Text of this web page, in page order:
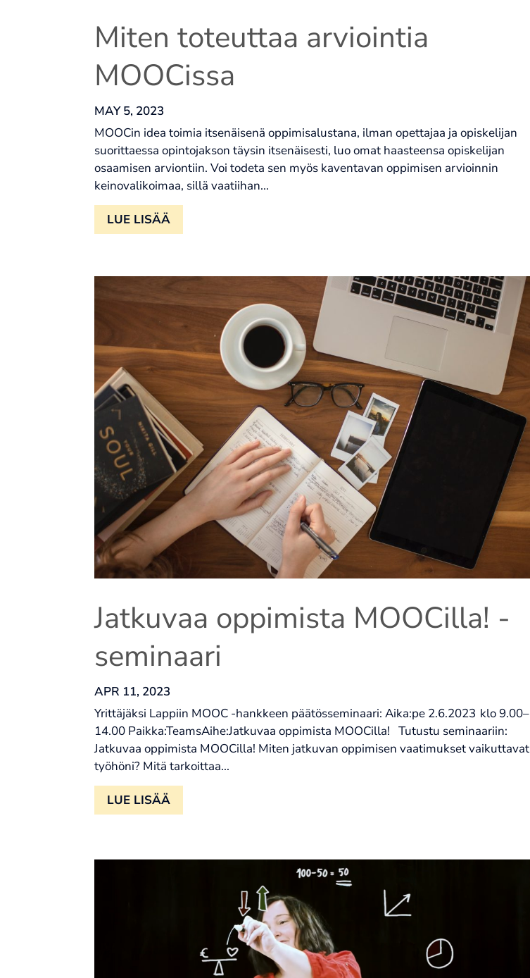
Miten toteuttaa arviointia
MOOCissa
MAY 5, 2023
MOOCin idea toimia itsenäisenä oppimisalustana, ilman opettajaa ja opiskelijan
suorittaessa opintojakson täysin itsenäisesti, luo omat haasteensa opiskelijan
osaamisen arviontiin. Voi todeta sen myös kaventavan oppimisen arvioinnin
keinovalikoimaa, sillä vaatiihan...
LUE LISÄÄ
Jatkuvaa oppimista MOOCilla! -
seminaari
APR 11, 2023
Yrittäjäksi Lappiin MOOC -hankkeen päätösseminaari: Aika:pe 2.6.2023 klo 9.00–
14.00 Paikka:TeamsAihe:Jatkuvaa oppimista MOOCilla! Tutustu seminaariin:
Jatkuvaa oppimista MOOCilla! Miten jatkuvan oppimisen vaatimukset vaikuttavat
työhöni? Mitä tarkoittaa...
LUE LISÄÄ